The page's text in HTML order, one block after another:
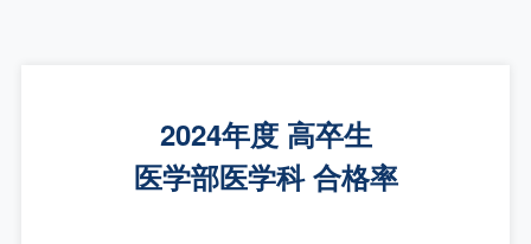
2024年度 高卒生
医学部医学科 合格率